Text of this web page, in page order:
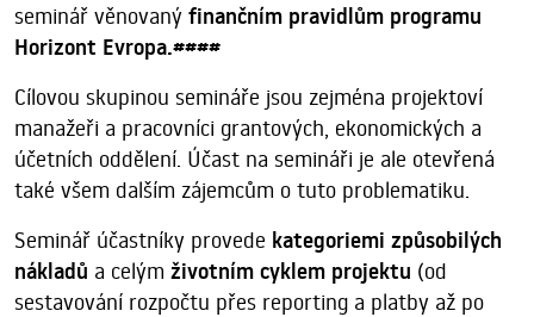
seminář věnovaný finančním pravidlům programu
Horizont Evropa.####
Cílovou skupinou semináře jsou zejména projektoví
manažeři a pracovníci grantových, ekonomických a
účetních oddělení. Účast na semináři je ale otevřená
také všem dalším zájemcům o tuto problematiku.
Seminář účastníky provede kategoriemi způsobilých
nákladů a celým životním cyklem projektu (od
sestavování rozpočtu přes reporting a platby až po